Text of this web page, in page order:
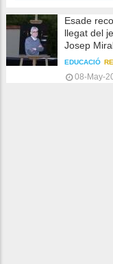
Esade
llegat del
Josep
EDUCACIÓ
08-May-